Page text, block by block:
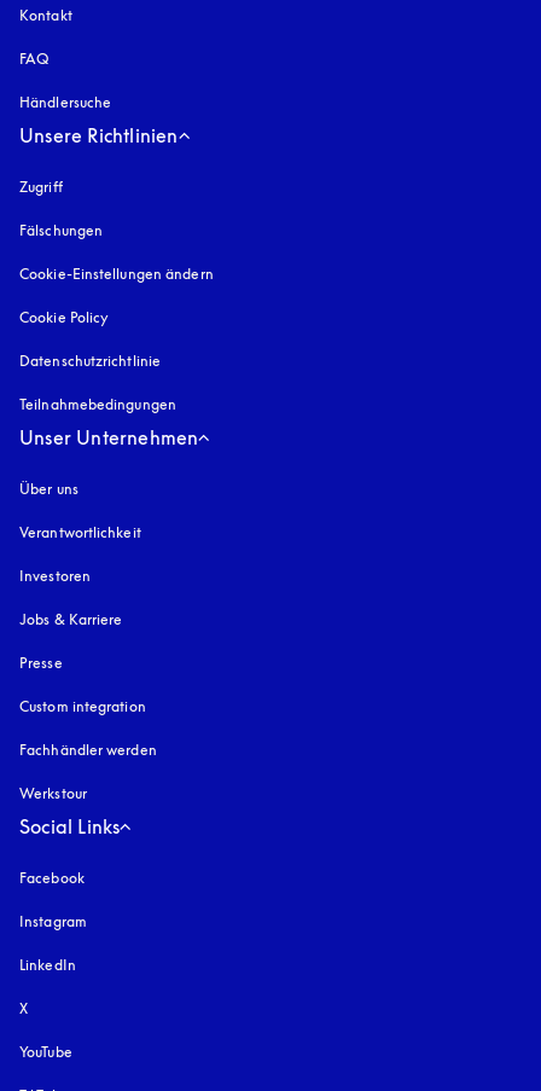
Kontakt
FAQ
Händlersuche
Unsere Richtlinien
Zugrifföffnet sich in einem neuen Tab
Fälschungen
Cookie-Einstellungen ändern
Cookie Policy
Datenschutzrichtlinie
Teilnahmebedingungen
Unser Unternehmen
Über uns
Verantwortlichkeit
Investoren
Jobs & Karriere
Presse
Custom integration
Fachhändler werden
Werkstour
Social Links
Facebook
Instagram
LinkedIn
X
YouTube